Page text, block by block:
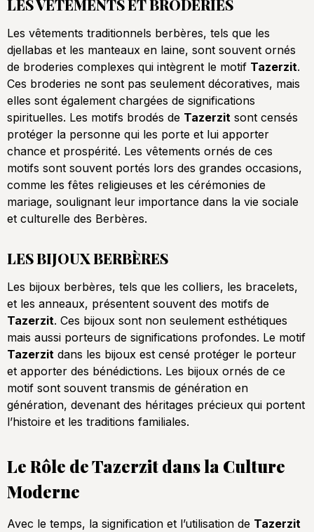
LES VÊTEMENTS ET BRODERIES
Les vêtements traditionnels berbères, tels que les
djellabas et les manteaux en laine, sont souvent ornés
de broderies complexes qui intègrent le motif Tazerzit.
Ces broderies ne sont pas seulement décoratives, mais
elles sont également chargées de significations
spirituelles. Les motifs brodés de Tazerzit sont censés
protéger la personne qui les porte et lui apporter
chance et prospérité. Les vêtements ornés de ces
motifs sont souvent portés lors des grandes occasions,
comme les fêtes religieuses et les cérémonies de
mariage, soulignant leur importance dans la vie sociale
et culturelle des Berbères.
LES BIJOUX BERBÈRES
Les bijoux berbères, tels que les colliers, les bracelets,
et les anneaux, présentent souvent des motifs de
Tazerzit. Ces bijoux sont non seulement esthétiques
mais aussi porteurs de significations profondes. Le motif
Tazerzit dans les bijoux est censé protéger le porteur
et apporter des bénédictions. Les bijoux ornés de ce
motif sont souvent transmis de génération en
génération, devenant des héritages précieux qui portent
l’histoire et les traditions familiales.
Le Rôle de Tazerzit dans la Culture
Moderne
Avec le temps, la signification et l’utilisation de Tazerzit